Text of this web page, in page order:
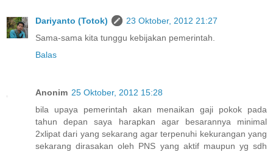
Dariyanto (Totok)
23 Oktober, 2012 21:27
Sama-sama kita tunggu kebijakan pemerintah.
Balas
Anonim 25 Oktober, 2012 15:28
bila upaya pemerintah akan menaikan gaji pokok pada
tahun depan saya harapkan agar besarannya minimal
2xlipat dari yang sekarang agar terpenuhi kekurangan yang
sekarang dirasakan oleh PNS yang aktif maupun yg sdh